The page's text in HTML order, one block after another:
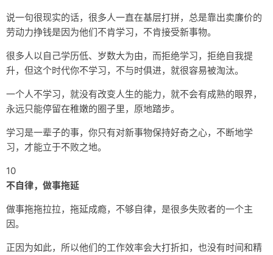
说一句很现实的话，很多人一直在基层打拼，总是靠出卖廉价的
劳动力挣钱是因为他们不肯学习，不肯接受新事物。
很多人以自己学历低、岁数大为由，而拒绝学习，拒绝自我提
升，但这个时代你不学习，不与时俱进，就很容易被淘汰。
一个人不学习，就没有改变人生的能力，就不会有成熟的眼界，
永远只能停留在稚嫩的圈子里，原地踏步。
学习是一辈子的事，你只有对新事物保持好奇之心，不断地学
习，才能立于不败之地。
10
不自律，做事拖延
做事拖拖拉拉，拖延成瘾，不够自律，是很多失败者的一个主
因。
正因为如此，所以他们的工作效率会大打折扣，也没有时间和精